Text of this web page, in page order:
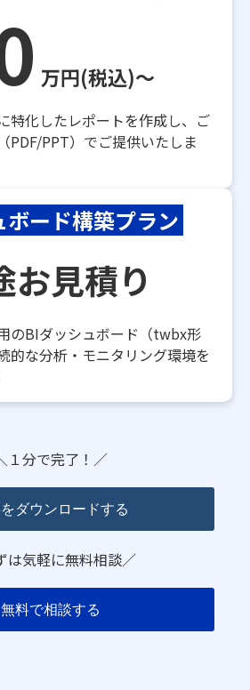
万円(税込)～
特化したレポートを作成し、ご
PDF/PPT）でご提供いたしま
ボード構築プラン
お見積り
のBIダッシュボード（twbx形
的な分析・モニタリング環境を
１分で完了！／
ダウンロードする
は気軽に無料相談／
無料で相談する